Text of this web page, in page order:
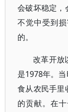
会破坏稳定，
不觉中受到
的。
改革开放
是1978年。
食从农民手里
的贡献。在